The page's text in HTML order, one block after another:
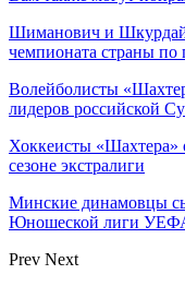
Шиманович и Шкурдай
чемпионата страны по
Волейболисты
лидеров российской
Хоккеисты «Шахтера»
сезоне экстралиги
Минские динамовцы
Юношеской лиги
Prev Next